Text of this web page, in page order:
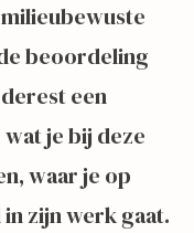
beoordeling
een
je bij deze
waar je op
zijn werk gaat.